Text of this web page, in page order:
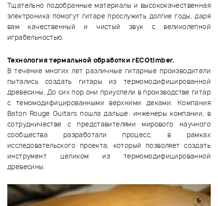
Тщательно подобранные материалы и высококачественная
электроника помогут гитаре прослужить долгие годы, даря
вам качественный и чистый звук с великолепной
играбельностью.
Технология термальной обработки rECOtimber.
В течение многих лет различные гитарные производители
пытались создать гитары из термомодифицированной
древесины. До сих пор они приуспели в производстве гитар
с темомодифицированными верхними деками. Компания
Baton Rouge Guitars пошла дальше: инженеры компании, в
сотрудничестве с представителями мирового научного
сообщества разработали процесс, в рамках
исследовательского проекта, который позволяет создать
инструмент целиком из термомодифицированной
древесины.